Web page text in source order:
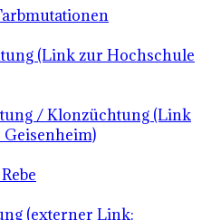
(Link zur Hochschule
/ Klonzüchtung (Link
(externer Link: